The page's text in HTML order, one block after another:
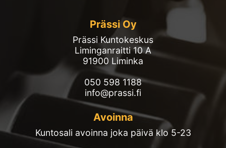
Prässi Oy
Prässi Kuntokeskus
Liminganraitti 10 A
91900 Liminka
050 598 1188
info@prassi.fi
Avoinna
Kuntosali avoinna joka päivä klo 5-23